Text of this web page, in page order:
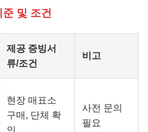
및 조건
제공 증빙서
류/조건
비고
현장 매표소
구매, 단체 확
인
사전 문의
필요